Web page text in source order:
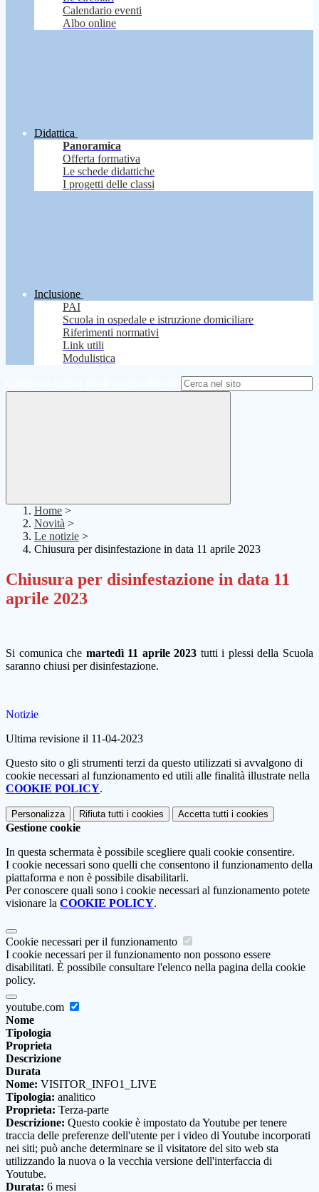
Calendario eventi
Albo online
Didattica
Panoramica
Offerta formativa
Le schede didattiche
I progetti delle classi
Inclusione
PAI
Scuola in ospedale e istruzione domiciliare
Riferimenti normativi
Link utili
Modulistica
Home >
Novità >
Le notizie >
Chiusura per disinfestazione in data 11 aprile 2023
Chiusura per disinfestazione in data 11
aprile 2023
Si comunica che martedì 11 aprile 2023 tutti i plessi della Scuola
saranno chiusi per disinfestazione.
Notizie
Ultima revisione il 11-04-2023
Questo sito o gli strumenti terzi da questo utilizzati si avvalgono di
cookie necessari al funzionamento ed utili alle finalità illustrate nella
COOKIE POLICY.
Personalizza Rifiuta tutti i cookies Accetta tutti i cookies
Gestione cookie
In questa schermata è possibile scegliere quali cookie consentire.
I cookie necessari sono quelli che consentono il funzionamento della
piattaforma e non è possibile disabilitarli.
Per conoscere quali sono i cookie necessari al funzionamento potete
visionare la COOKIE POLICY.
Cookie necessari per il funzionamento
I cookie necessari per il funzionamento non possono essere
disabilitati. È possibile consultare l'elenco nella pagina della cookie
policy.
youtube.com
Nome
Tipologia
Proprieta
Descrizione
Durata
Nome: VISITOR_INFO1_LIVE
Tipologia: analitico
Proprieta: Terza-parte
Descrizione: Questo cookie è impostato da Youtube per tenere
traccia delle preferenze dell'utente per i video di Youtube incorporati
nei siti; può anche determinare se il visitatore del sito web sta
utilizzando la nuova o la vecchia versione dell'interfaccia di
Youtube.
Durata: 6 mesi